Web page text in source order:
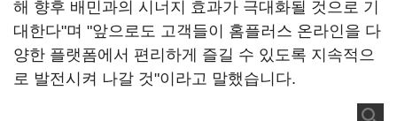
해 향후 배민과의 시너지 효과가 극대화될 것으로 기
대한다"며 "앞으로도 고객들이 홈플러스 온라인을 다
양한 플랫폼에서 편리하게 즐길 수 있도록 지속적으
로 발전시켜 나갈 것"이라고 말했습니다.